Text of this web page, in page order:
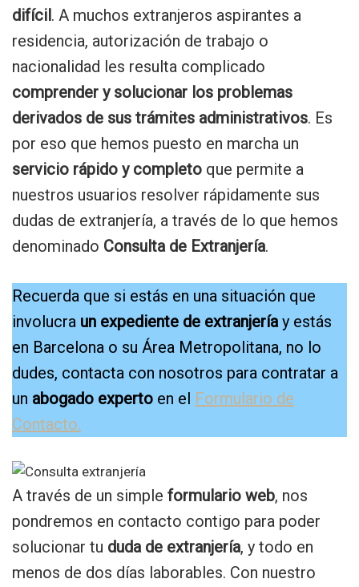
difícil. A muchos extranjeros aspirantes a
residencia, autorización de trabajo o
nacionalidad les resulta complicado
comprender y solucionar los problemas
derivados de sus trámites administrativos. Es
por eso que hemos puesto en marcha un
servicio rápido y completo que permite a
nuestros usuarios resolver rápidamente sus
dudas de extranjería, a través de lo que hemos
denominado Consulta de Extranjería.
Recuerda que si estás en una situación que
involucra un expediente de extranjería y estás
en Barcelona o su Área Metropolitana, no lo
dudes, contacta con nosotros para contratar a
un abogado experto en el Formulario de
Contacto.
A través de un simple formulario web, nos
pondremos en contacto contigo para poder
solucionar tu duda de extranjería, y todo en
menos de dos días laborables. Con nuestro